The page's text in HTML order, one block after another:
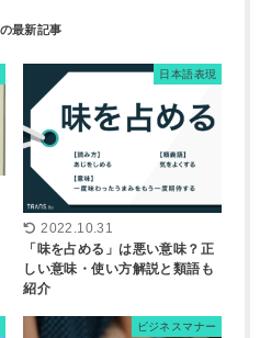
日本語表現
2022.10.31
「味を占める」は悪い意味？正
しい意味・使い方解説と類語も
紹介
ビジネスマナー